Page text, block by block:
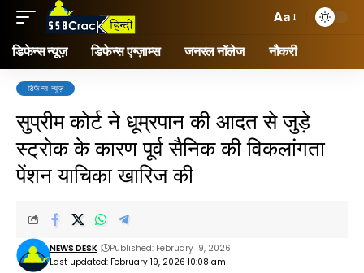
Aa
डिफेन्स न्यूज़ डिफेन्स एग्ज़ाम्स जनरल नॉलेज नौकरी
डिफेन्स न्यूज़
सुप्रीम कोर्ट ने धूम्रपान की आदत से जुड़े
स्ट्रोक के कारण पूर्व सैनिक की विकलांगता
पेंशन याचिका खारिज की
Last updated: February 19, 2026 10:08 am
NEWS DESK Published: February 19, 2026